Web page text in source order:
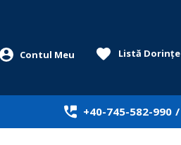
Listă Dorințe
+40-745-582-990 /